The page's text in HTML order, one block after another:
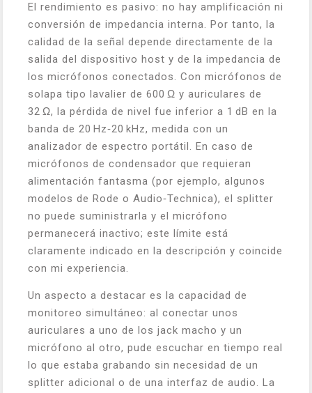
El rendimiento es pasivo: no hay amplificación ni
conversión de impedancia interna. Por tanto, la
calidad de la señal depende directamente de la
salida del dispositivo host y de la impedancia de
los micrófonos conectados. Con micrófonos de
solapa tipo lavalier de 600 Ω y auriculares de
32 Ω, la pérdida de nivel fue inferior a 1 dB en la
banda de 20 Hz‑20 kHz, medida con un
analizador de espectro portátil. En caso de
micrófonos de condensador que requieran
alimentación fantasma (por ejemplo, algunos
modelos de Rode o Audio‑Technica), el splitter
no puede suministrarla y el micrófono
permanecerá inactivo; este límite está
claramente indicado en la descripción y coincide
con mi experiencia.
Un aspecto a destacar es la capacidad de
monitoreo simultáneo: al conectar unos
auriculares a uno de los jack macho y un
micrófono al otro, pude escuchar en tiempo real
lo que estaba grabando sin necesidad de un
splitter adicional o de una interfaz de audio. La